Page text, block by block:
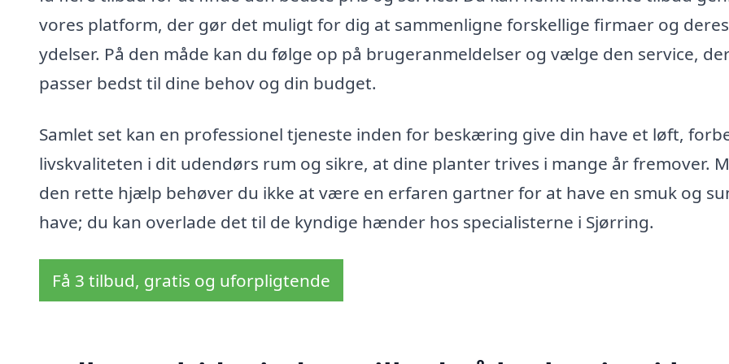
vores platform, der gør det muligt for dig at sammenligne forskellige firmaer og deres
ydelser. På den måde kan du følge op på brugeranmeldelser og vælge den service,
passer bedst til dine behov og din budget.
Samlet set kan en professionel tjeneste inden for beskæring give din have et løft,
livskvaliteten i dit udendørs rum og sikre, at dine planter trives i mange år fremover.
den rette hjælp behøver du ikke at være en erfaren gartner for at have en smuk og
have; du kan overlade det til de kyndige hænder hos specialisterne i Sjørring.
Få 3 tilbud, gratis og uforpligtende